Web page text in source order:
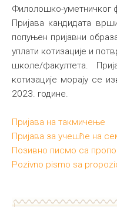
Филолошко-уметничког
Пријава кандидата
попуњен пријавни
уплати котизације и
школе/факултета.
котизације морају се
2023. године.
Пријава на такмичење
Пријава за учешће на
Позивно писмо са
Pozivno pismo sa